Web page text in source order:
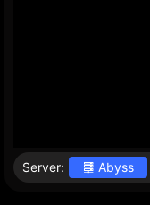
Server: Abyss